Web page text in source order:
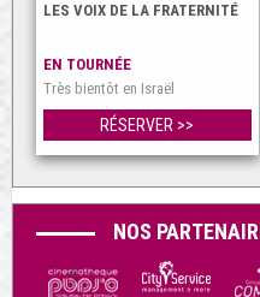
LES VOIX DE LA FRATERNITÉ
EN TOURNÉE
Très bientôt en Israël
RÉSERVER >>
NOS